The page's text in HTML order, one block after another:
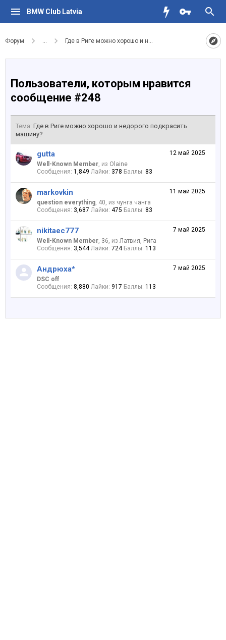
BMW Club Latvia
Форум ... Где в Риге можно хорошо и недорого подкрасить
Пользователи, которым нравится
сообщение #248
Тема: Где в Риге можно хорошо и недорого подкрасить
машину?
12 май 2025
gutta
Well-Known Member, из Olaine
Сообщения: 1,849 Лайки: 378 Баллы: 83
11 май 2025
markovkin
question everything, 40, из чунга чанга
Сообщения: 3,687 Лайки: 475 Баллы: 83
7 май 2025
nikitaec777
Well-Known Member, 36, из Латвия, Рига
Сообщения: 3,544 Лайки: 724 Баллы: 113
7 май 2025
Андрюха*
DSC off
Сообщения: 8,880 Лайки: 917 Баллы: 113